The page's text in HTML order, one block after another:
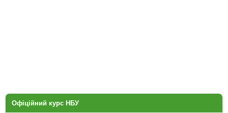
Офіційний курс НБУ